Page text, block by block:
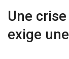
Une
exige